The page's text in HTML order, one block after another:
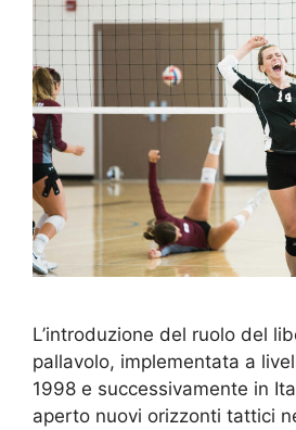
L’introduzione del ruolo del
pallavolo, implementata a
1998 e successivamente in
aperto nuovi orizzonti tattici